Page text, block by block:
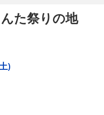
た祭りの地
)